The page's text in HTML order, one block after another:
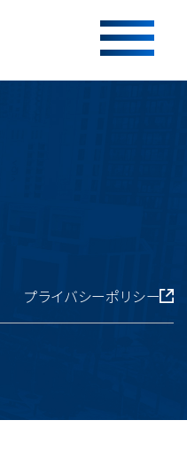
プライバシーポリシー